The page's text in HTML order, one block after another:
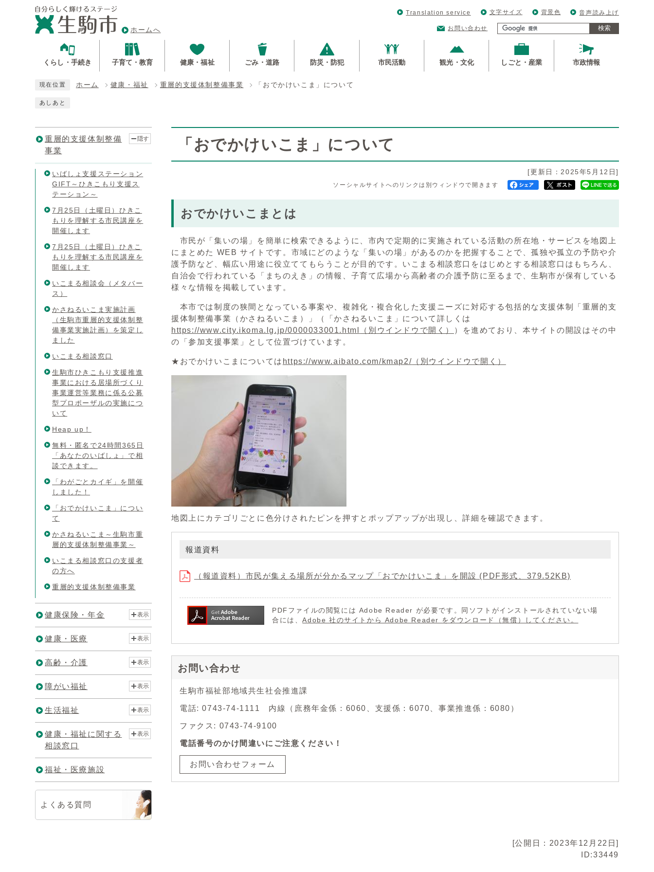
ホームへ
Translation service 文字サイズ 背景色 音声読み上げ
お問い合わせ 検索
くらし・手続き 子育て・教育 健康・福祉 ごみ・道路 防災・防犯 市民活動 観光・文化 しごと・産業 市政情報
現在位置 ホーム 健康・福祉 重層的支援体制整備事業 「おでかけいこま」について
あしあと
「おでかけいこま」について
[更新日：2025年5月12日]
ソーシャルサイトへのリンクは別ウィンドウで開きます
おでかけいこまとは
市民が「集いの場」を簡単に検索できるように、市内で定期的に実施されている活動の所在地・サービスを地図上
にまとめた WEB サイトです。市域にどのような「集いの場」があるのかを把握することで、孤独や孤立の予防や介
護予防など、幅広い用途に役立ててもらうことが目的です。いこまる相談窓口をはじめとする相談窓口はもちろん、
自治会で行われている「まちのえき」の情報、子育て広場から高齢者の介護予防に至るまで、生駒市が保有している
様々な情報を掲載しています。
本市では制度の狭間となっている事案や、複雑化・複合化した支援ニーズに対応する包括的な支援体制「重層的支
援体制整備事業（かさねるいこま）」（「かさねるいこま」について詳しくは
https://www.city.ikoma.lg.jp/0000033001.html
（別ウインドウで開く）
）を進めており、本サイトの開設はその中
の「参加支援事業」として位置づけています。
★おでかけいこまについては https://www.aibato.com/kmap2/ （別ウインドウで開く）
地図上にカテゴリごとに色分けされたピンを押すとポップアップが出現し、詳細を確認できます。
報道資料
（報道資料）市民が集える場所が分かるマップ「おでかけいこま」を開設 (PDF形式、379.52KB)
PDFファイルの閲覧には Adobe Reader が必要です。同ソフトがインストールされていない場
合には、Adobe 社のサイトから Adobe Reader をダウンロード（無償）してください。
お問い合わせ
生駒市福祉部地域共生社会推進課
電話: 0743-74-1111 内線（庶務年金係：6060、支援係：6070、事業推進係：6080）
ファクス: 0743-74-9100
電話番号のかけ間違いにご注意ください！
お問い合わせフォーム
重層的支援体制整備
事業
隠す
いばしょ支援ステーション
GIFT～ひきこもり支援ス
テーション～
7月25日（土曜日）ひきこ
もりを理解する市民講座を
開催します
7月25日（土曜日）ひきこ
もりを理解する市民講座を
開催します
いこまる相談会（メタバー
ス）
かさねるいこま実施計画
（生駒市重層的支援体制整
備事業実施計画）を策定し
ました
いこまる相談窓口
生駒市ひきこもり支援推進
事業における居場所づくり
事業運営等業務に係る公募
型プロポーザルの実施につ
いて
Heap up！
無料・匿名で24時間365日
「あなたのいばしょ」で相
談できます。
「わがごとカイギ」を開催
しました！
「おでかけいこま」につい
て
かさねるいこま～生駒市重
層的支援体制整備事業～
いこまる相談窓口の支援者
の方へ
重層的支援体制整備事業
健康保険・年金 表示
健康・医療 表示
高齢・介護 表示
障がい福祉 表示
生活福祉 表示
健康・福祉に関する
相談窓口
表示
福祉・医療施設
よくある質問
[公開日：2023年12月22日]
ID:33449